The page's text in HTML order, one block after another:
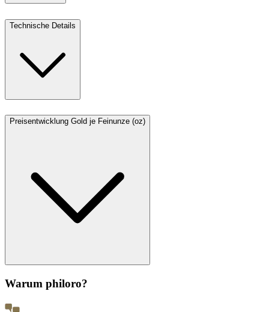
Technische Details
Preisentwicklung Gold je Feinunze (oz)
Warum philoro?